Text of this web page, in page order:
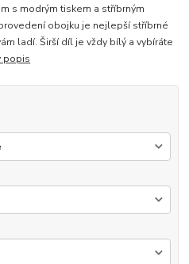
s modrým tiskem a stříbrným
obojku je nejlepší stříbrné
ladí. Širší díl je vždy bílý a vybíráte
popis